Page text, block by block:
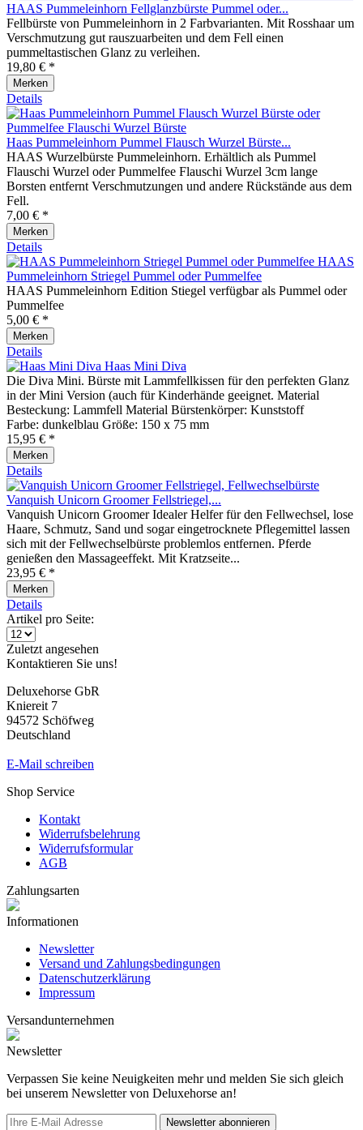
HAAS Pummeleinhorn Fellglanzbürste Pummel oder...
Fellbürste von Pummeleinhorn in 2 Farbvarianten. Mit Rosshaar um
Verschmutzung gut rauszuarbeiten und dem Fell einen
pummeltastischen Glanz zu verleihen.
19,80 € *
Merken
Details
Haas Pummeleinhorn Pummel Flausch Wurzel Bürste...
HAAS Wurzelbürste Pummeleinhorn. Erhältlich als Pummel
Flauschi Wurzel oder Pummelfee Flauschi Wurzel 3cm lange
Borsten entfernt Verschmutzungen und andere Rückstände aus dem
Fell.
7,00 € *
Merken
Details
HAAS
Pummeleinhorn Striegel Pummel oder Pummelfee
HAAS Pummeleinhorn Edition Stiegel verfügbar als Pummel oder
Pummelfee
5,00 € *
Merken
Details
Haas Mini Diva
Die Diva Mini. Bürste mit Lammfellkissen für den perfekten Glanz
in der Mini Version (auch für Kinderhände geeignet. Material
Besteckung: Lammfell Material Bürstenkörper: Kunststoff
Farbe: dunkelblau Größe: 150 x 75 mm
15,95 € *
Merken
Details
Vanquish Unicorn Groomer Fellstriegel,...
Vanquish Unicorn Groomer Idealer Helfer für den Fellwechsel, lose
Haare, Schmutz, Sand und sogar eingetrocknete Pflegemittel lassen
sich mit der Fellwechselbürste problemlos entfernen. Pferde
genießen den Massageeffekt. Mit Kratzseite...
23,95 € *
Merken
Details
Artikel pro Seite:
Zuletzt angesehen
Kontaktieren Sie uns!
Deluxehorse GbR
Kniereit 7
94572 Schöfweg
Deutschland
E-Mail schreiben
Shop Service
Kontakt
Widerrufsbelehrung
Widerrufsformular
AGB
Zahlungsarten
Informationen
Newsletter
Versand und Zahlungsbedingungen
Datenschutzerklärung
Impressum
Versandunternehmen
Newsletter
Verpassen Sie keine Neuigkeiten mehr und melden Sie sich gleich
bei unserem Newsletter von Deluxehorse an!
Newsletter abonnieren